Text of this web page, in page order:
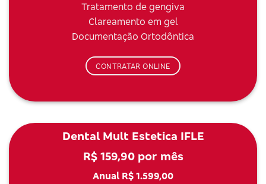
Tratamento de gengiva
Clareamento em gel
Documentação Ortodôntica
CONTRATAR ONLINE
Dental Mult Estetica IFLE
R$ 159,90 por mês
Anual R$ 1.599,00